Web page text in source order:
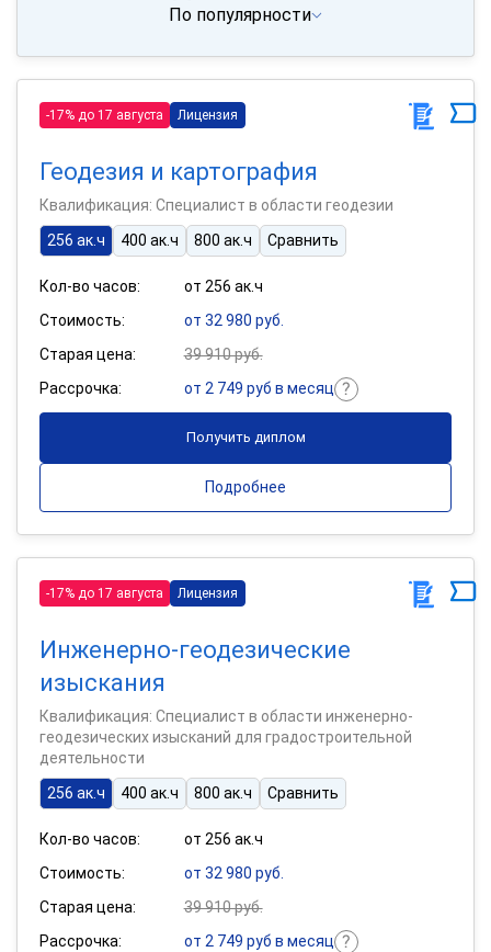
По популярности
-17% до 17 августа Лицензия
Геодезия и картография
Квалификация: Специалист в области геодезии
256 ак.ч
400 ак.ч 800 ак.ч Сравнить
Кол-во часов:
от 256 ак.ч
Стоимость:
от 32 980 руб.
Старая цена:
39 910 руб.
Рассрочка:
от 2 749 руб в месяц
Получить диплом
Подробнее
-17% до 17 августа Лицензия
Инженерно-геодезические
изыскания
Квалификация: Специалист в области инженерно-
геодезических изысканий для градостроительной
деятельности
256 ак.ч
400 ак.ч 800 ак.ч Сравнить
Кол-во часов:
от 256 ак.ч
Стоимость:
от 32 980 руб.
Старая цена:
39 910 руб.
Рассрочка:
от 2 749 руб в месяц